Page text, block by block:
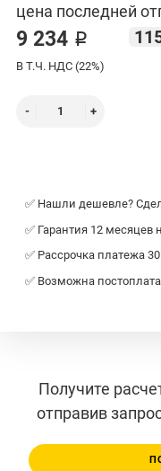
цена последней
9 234 ₽
В Т.Ч. НДС (22%)
✅ Нашли дешевле?
✅ Гарантия 12 месяцев
✅ Рассрочка платежа
✅ Возможна
Получите
отправив